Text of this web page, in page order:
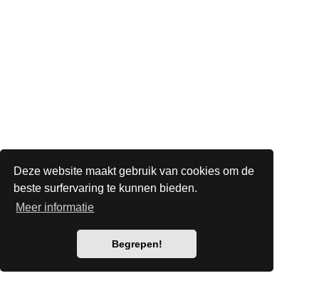
Deze website maakt gebruik van cookies om de
beste surfervaring te kunnen bieden.
Meer informatie
Begrepen!